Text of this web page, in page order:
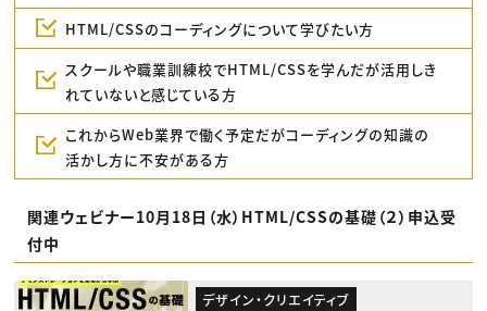
HTML/CSSのコーディングについて学びたい方
スクールや職業訓練校でHTML/CSSを学んだが活用しき
れていないと感じている方
これからWeb業界で働く予定だがコーディングの知識の
活かし方に不安がある方
関連ウェビナー10月18日（水）HTML/CSSの基礎（２）申込受
付中
デザイン・クリエイティブ